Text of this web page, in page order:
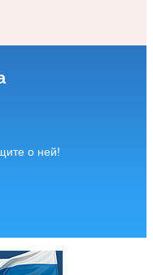
о ней!